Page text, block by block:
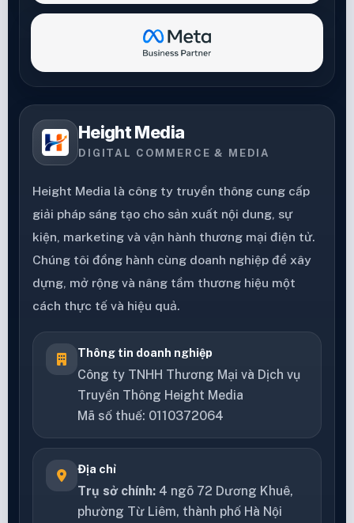
Height Media
DIGITAL COMMERCE & MEDIA
Height Media là công ty truyền thông cung cấp
giải pháp sáng tạo cho sản xuất nội dung, sự
kiện, marketing và vận hành thương mại điện tử.
Chúng tôi đồng hành cùng doanh nghiệp để xây
dựng, mở rộng và nâng tầm thương hiệu một
cách thực tế và hiệu quả.
Thông tin doanh nghiệp
Công ty TNHH Thương Mại và Dịch vụ
Truyền Thông Height Media
Mã số thuế: 0110372064
Địa chỉ
Trụ sở chính: 4 ngõ 72 Dương Khuê,
phường Từ Liêm, thành phố Hà Nội